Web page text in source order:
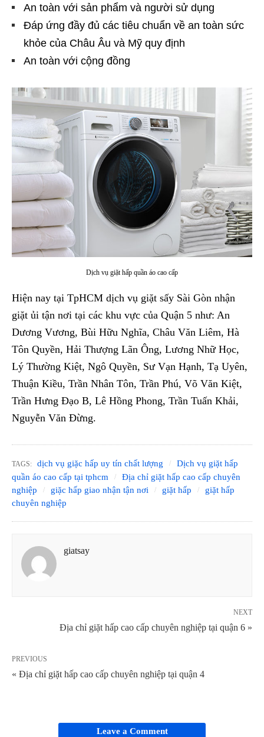
An toàn với sản phẩm và người sử dụng
Đáp ứng đầy đủ các tiêu chuẩn về an toàn sức
khỏe của Châu Âu và Mỹ quy định
An toàn với cộng đồng
Dịch vụ giặt hấp quần áo cao cấp
Hiện nay tại TpHCM dịch vụ giặt sấy Sài Gòn nhận
giặt ủi tận nơi tại các khu vực của Quận 5 như: An
Dương Vương, Bùi Hữu Nghĩa, Châu Văn Liêm, Hà
Tôn Quyền, Hải Thượng Lãn Ông, Lương Nhữ Học,
Lý Thường Kiệt, Ngô Quyền, Sư Vạn Hạnh, Tạ Uyên,
Thuận Kiều, Trần Nhân Tôn, Trần Phú, Võ Văn Kiệt,
Trần Hưng Đạo B, Lê Hồng Phong, Trần Tuấn Khải,
Nguyễn Văn Đừng.
TAGS: dịch vụ giặc hấp uy tín chất lượng
Dịch vụ giặt hấp
quần áo cao cấp tại tphcm
Địa chỉ giặt hấp cao cấp chuyên
nghiệp
giặc hấp giao nhận tận nơi giặt hấp
giặt hấp
chuyên nghiệp
giatsay
NEXT
Địa chỉ giặt hấp cao cấp chuyên nghiệp tại quận 6 »
PREVIOUS
« Địa chỉ giặt hấp cao cấp chuyên nghiệp tại quận 4
Leave a Comment